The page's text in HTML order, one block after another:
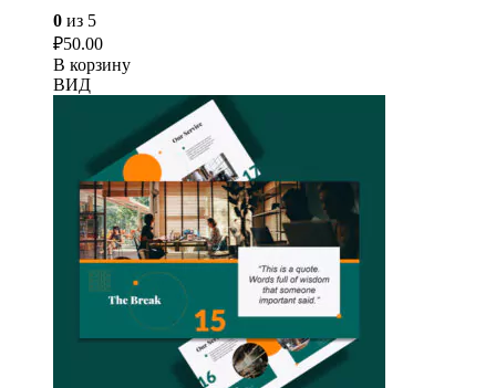
0 из 5
₽50.00
В корзину
ВИД